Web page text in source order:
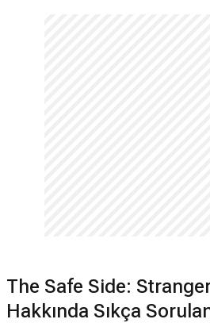
The Safe Side:
Hakkında Sıkça